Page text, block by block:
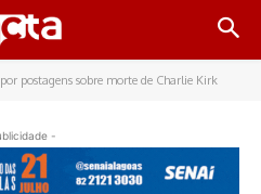
postagens sobre morte de Charlie Kirk
-